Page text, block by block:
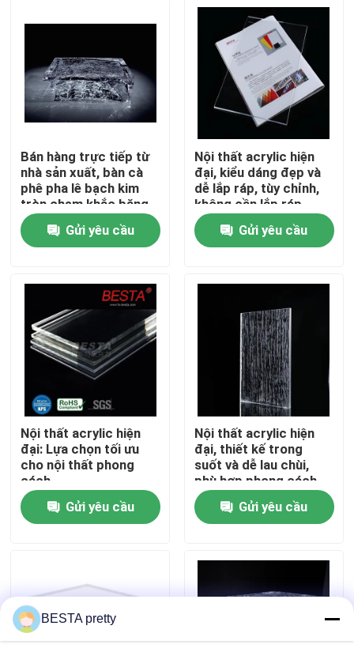
Nhà
Sản phẩm
Về chúng tôi
Chuyến tham quan nhà máy
Kiểm soát chất lượng
Liên hệ với chúng tôi
Các vụ án
Yêu cầu báo giá
Bán hàng trực tiếp từ
nhà sản xuất, bàn cà
phê pha lê bạch kim
tròn chạm khắc băng
trang trí nhà cửa, có
thể tùy chỉnhGửi yêu cầu
Nội thất acrylic hiện
đại, kiểu dáng đẹp và
dễ lắp ráp, tùy chỉnh,
không cần lắp ráp,
màu sắc tùy chỉnh
Gửi yêu cầu
Nội thất acrylic hiện
đại: Lựa chọn tối ưu
cho nội thất phong
cách
Gửi yêu cầu
Nội thất acrylic hiện
đại, thiết kế trong
suốt và dễ lau chùi,
phù hợp phong cách
hiện đại
Gửi yêu cầu
BESTA pretty